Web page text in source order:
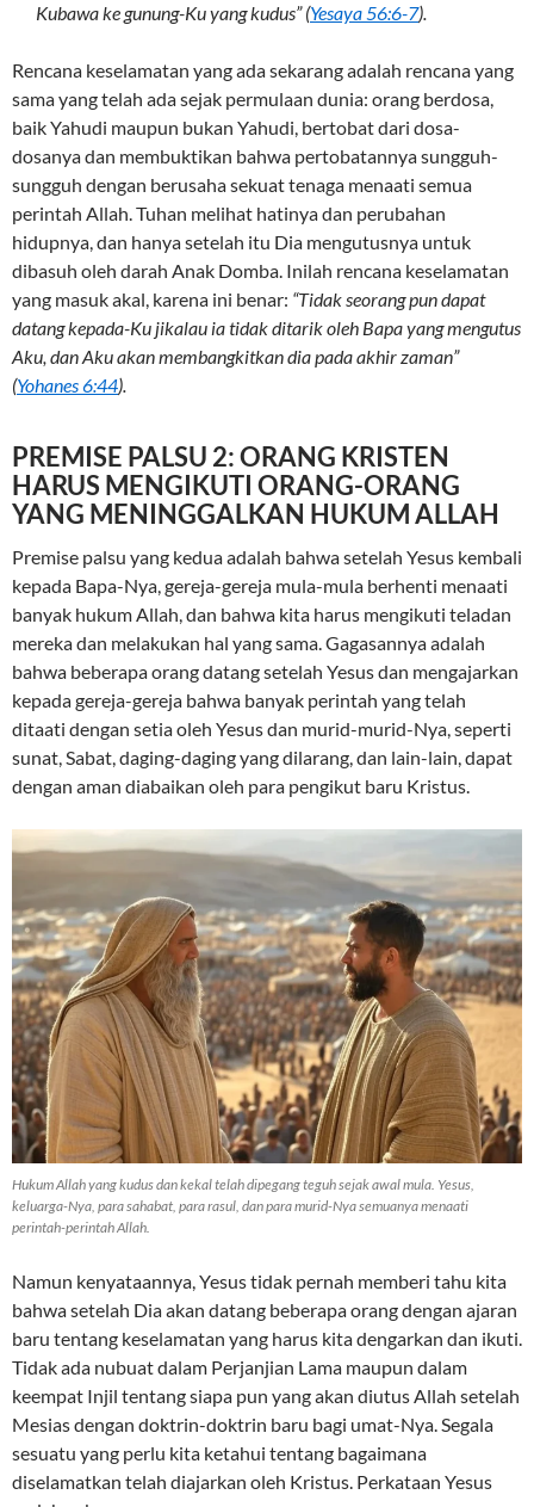
Kubawa ke gunung-Ku yang kudus” (Yesaya 56:6-7).
Rencana keselamatan yang ada sekarang adalah rencana yang
sama yang telah ada sejak permulaan dunia: orang berdosa,
baik Yahudi maupun bukan Yahudi, bertobat dari dosa-
dosanya dan membuktikan bahwa pertobatannya sungguh-
sungguh dengan berusaha sekuat tenaga menaati semua
perintah Allah. Tuhan melihat hatinya dan perubahan
hidupnya, dan hanya setelah itu Dia mengutusnya untuk
dibasuh oleh darah Anak Domba. Inilah rencana keselamatan
yang masuk akal, karena ini benar: “Tidak seorang pun dapat
datang kepada-Ku jikalau ia tidak ditarik oleh Bapa yang mengutus
Aku, dan Aku akan membangkitkan dia pada akhir zaman”
(Yohanes 6:44).
PREMISE PALSU 2: ORANG KRISTEN
HARUS MENGIKUTI ORANG-ORANG
YANG MENINGGALKAN HUKUM ALLAH
Premise palsu yang kedua adalah bahwa setelah Yesus kembali
kepada Bapa-Nya, gereja-gereja mula-mula berhenti menaati
banyak hukum Allah, dan bahwa kita harus mengikuti teladan
mereka dan melakukan hal yang sama. Gagasannya adalah
bahwa beberapa orang datang setelah Yesus dan mengajarkan
kepada gereja-gereja bahwa banyak perintah yang telah
ditaati dengan setia oleh Yesus dan murid-murid-Nya, seperti
sunat, Sabat, daging-daging yang dilarang, dan lain-lain, dapat
dengan aman diabaikan oleh para pengikut baru Kristus.
Hukum Allah yang kudus dan kekal telah dipegang teguh sejak awal mula. Yesus,
keluarga-Nya, para sahabat, para rasul, dan para murid-Nya semuanya menaati
perintah-perintah Allah.
Namun kenyataannya, Yesus tidak pernah memberi tahu kita
bahwa setelah Dia akan datang beberapa orang dengan ajaran
baru tentang keselamatan yang harus kita dengarkan dan ikuti.
Tidak ada nubuat dalam Perjanjian Lama maupun dalam
keempat Injil tentang siapa pun yang akan diutus Allah setelah
Mesias dengan doktrin-doktrin baru bagi umat-Nya. Segala
sesuatu yang perlu kita ketahui tentang bagaimana
diselamatkan telah diajarkan oleh Kristus. Perkataan Yesus